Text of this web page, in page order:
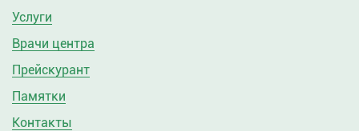
Услуги
Врачи центра
Прейскурант
Памятки
Контакты